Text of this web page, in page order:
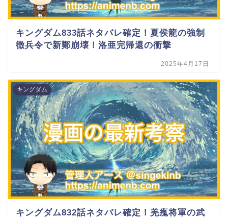
キングダム833話ネタバレ確定！夏侯龍の強制
徴兵令で新鄭崩壊！洛亜完帰還の衝撃
2025年4月17日
キングダム
キングダム832話ネタバレ確定！羌瘣将軍の武